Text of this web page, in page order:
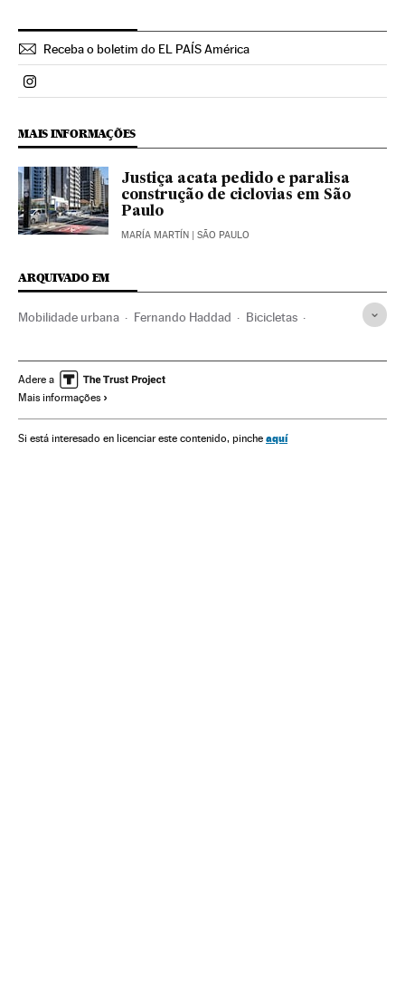
Receba o boletim do EL PAÍS América
Politica El País Brasil en Instagram
MAIS INFORMAÇÕES
Justiça acata pedido e paralisa
construção de ciclovias em São
Paulo
MARÍA MARTÍN | SÃO PAULO
ARQUIVADO EM
Mobilidade urbana Fernando Haddad Bicicletas
Estado São Paulo Desenvolvimento sustentável
Transporte urbano
América Latina América Transporte Justiça
Adere a
Mais informações
Si está interesado en licenciar este contenido, pinche aquí